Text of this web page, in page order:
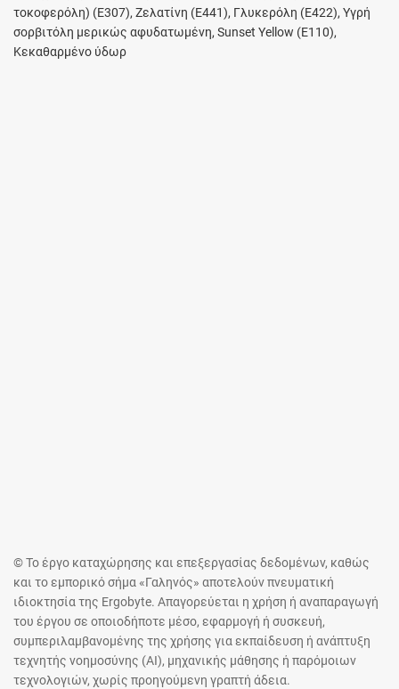
τοκοφερόλη) (E307), Ζελατίνη (E441), Γλυκερόλη (E422), Υγρή
σορβιτόλη μερικώς αφυδατωμένη, Sunset Yellow (E110),
Κεκαθαρμένο ύδωρ
© Το έργο καταχώρησης και επεξεργασίας δεδομένων, καθώς
και το εμπορικό σήμα «Γαληνός» αποτελούν πνευματική
ιδιοκτησία της Ergobyte. Απαγορεύεται η χρήση ή αναπαραγωγή
του έργου σε οποιοδήποτε μέσο, εφαρμογή ή συσκευή,
συμπεριλαμβανομένης της χρήσης για εκπαίδευση ή ανάπτυξη
τεχνητής νοημοσύνης (AI), μηχανικής μάθησης ή παρόμοιων
τεχνολογιών, χωρίς προηγούμενη γραπτή άδεια.